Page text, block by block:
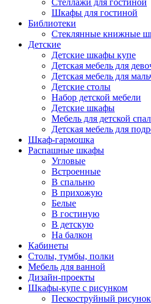
Стеллажи для гостиной
Шкафы для гостиной
Библиотеки
Стеклянные книжные
Детские
Детские шкафы купе
Детская мебель для
Детская мебель для
Детские столы
Набор детской мебели
Детские шкафы
Мебель для детской
Детская мебель для
Шкаф-гармошка
Распашные шкафы
Угловые
Встроенные
В спальню
В прихожую
Белые
В гостиную
В детскую
На балкон
Кабинеты
Столы, тумбы, полки
Мебель для ванной
Дизайн-проекты
Шкафы-купе с рисунком
Пескоструйный рисунок